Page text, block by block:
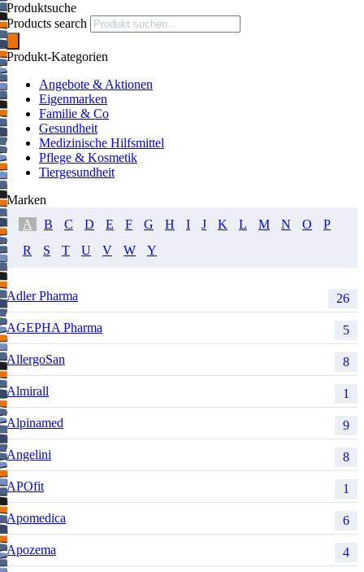
Produktsuche
Products search
Produkt-Kategorien
Angebote & Aktionen
Eigenmarken
Familie & Co
Gesundheit
Medizinische Hilfsmittel
Pflege & Kosmetik
Tiergesundheit
Marken
A
B C D E F G H I J K L M N O
P
R
S T U V W Y
Adler Pharma 26
AGEPHA Pharma 5
AllergoSan 8
Almirall 1
Alpinamed 9
Angelini 8
APOfit 1
Apomedica 6
Apozema 4